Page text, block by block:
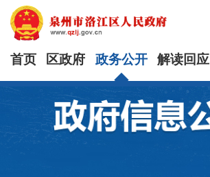
首页 区政府 政务公开 解读回应